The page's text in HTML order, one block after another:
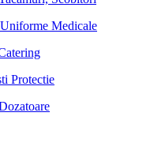
Medicale
Protectie